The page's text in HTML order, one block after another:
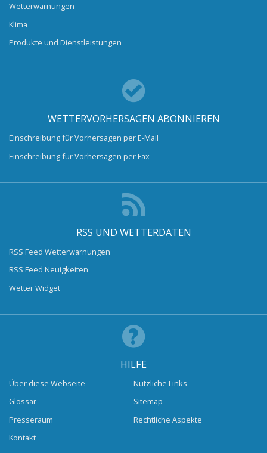
Wetterwarnungen
Klima
Produkte und Dienstleistungen
WETTERVORHERSAGEN ABONNIEREN
Einschreibung für Vorhersagen per E-Mail
Einschreibung für Vorhersagen per Fax
RSS UND WETTERDATEN
RSS Feed Wetterwarnungen
RSS Feed Neuigkeiten
Wetter Widget
HILFE
Über diese Webseite
Glossar
Presseraum
Kontakt
Nützliche Links
Sitemap
Rechtliche Aspekte